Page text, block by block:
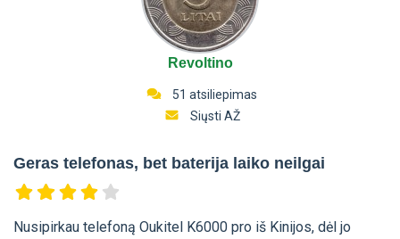
Revoltino
51 atsiliepimas
Siųsti AŽ
Geras telefonas, bet baterija laiko neilgai
Nusipirkau telefoną Oukitel K6000 pro iš Kinijos, dėl jo